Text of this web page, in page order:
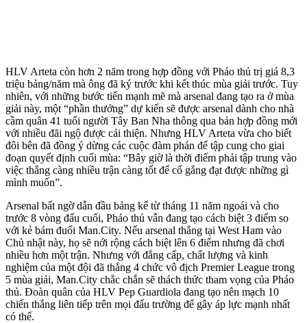
HLV Arteta còn hơn 2 năm trong hợp đồng với Pháo thủ trị giá 8,3
triệu bảng/năm mà ông đã ký trước khi kết thúc mùa giải trước. Tuy
nhiên, với những bước tiến mạnh mẽ mà ars‌enal đang tạo ra ở mùa
giải này, một “phần thưởng” dự kiến sẽ được ars‌enal dành cho nhà
cầm quân 41 tuổi người Tây Ban Nha thông qua bản hợp đồng mới
với nhiều đãi ngộ được cải thiện. Nhưng HLV Arteta vừa cho biết
đôi bên đã đồng ý dừng các cuộc đàm phán để tập cung cho giai
đoạn quyết định cuối mùa: “Bây giờ là thời điểm phải tập trung vào
việc thắng càng nhiều trận càng tốt để cố gắng đạt được những gì
mình muốn”.
Arsenal bất ngờ dẫn đầu bảng kể từ tháng 11 năm ngoái và cho
trước 8 vòng đấu cuối, Pháo thủ vẫn đang tạo cách biệt 3 điểm so
với kẻ bám đuổi Man.City. Nếu ars‌enal thắng tại West Ham vào
Chủ nhật này, họ sẽ nới rộng cách biệt lên 6 điểm nhưng đã chơi
nhiều hơn một trận. Nhưng với đẳng cấp, chất lượng và kinh
nghiệm của một đội đã thắng 4 chức vô địch Premier League trong
5 mùa giải, Man.City chắc chắn sẽ thách thức tham vọng của Pháo
thủ. Đoàn quân của HLV Pep Guardiola đang tạo nên mạch 10
chiến thắng liên tiếp trên mọi đấu trường để gây áp lực mạnh nhất
có thể.